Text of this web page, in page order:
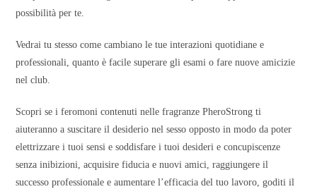
possibilità per te.
Vedrai tu stesso come cambiano le tue interazioni quotidiane e
professionali, quanto è facile superare gli esami o fare nuove amicizie
nel club.
Scopri se i feromoni contenuti nelle fragranze PheroStrong ti
aiuteranno a suscitare il desiderio nel sesso opposto in modo da poter
elettrizzare i tuoi sensi e soddisfare i tuoi desideri e concupiscenze
senza inibizioni, acquisire fiducia e nuovi amici, raggiungere il
successo professionale e aumentare l’efficacia del tuo lavoro, goditi il